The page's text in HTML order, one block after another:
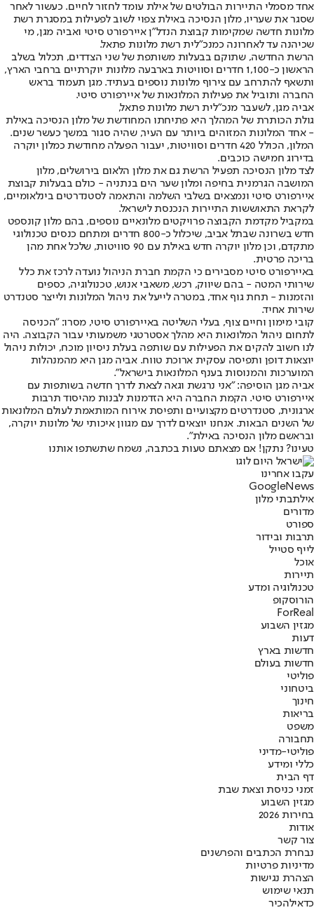
אחד מסמלי התיירות הבולטים של אילת עומד לחזור לחיים. כעשור לאחר
שסגר את שעריו, מלון הנסיכה באילת צפוי לשוב לפעילות במסגרת רשת
מלונות חדשה שמקימות קבוצת הנדל"ן איירפורט סיטי ואביה מגן, מי
שכיהנה עד לאחרונה כמנכ"לית רשת מלונות פתאל.
הרשת החדשה, שתוקם בבעלות משותפת של שני הצדדים, תכלול בשלב
הראשון כ-1,100 חדרים וסוויטות בארבעה מלונות יוקרתיים ברחבי הארץ,
ותשאף להתרחב עם צירוף מלונות נוספים בעתיד. מגן תעמוד בראש
החברה ותוביל את פעילות המלונאות של איירפורט סיטי.
אביה מגן, לשעבר מנכ"לית רשת מלונות פתאל,
גולת הכותרת של המהלך היא פתיחתו המחודשת של מלון הנסיכה באילת
- אחד המלונות המזוהים ביותר עם העיר, שהיה סגור במשך כעשר שנים.
המלון, הכולל 420 חדרים וסוויטות, יעבור הפעלה מחודשת כמלון יוקרה
בדירוג חמישה כוכבים.
לצד מלון הנסיכה תפעיל הרשת גם את מלון הלאום בירושלים, מלון
המושבה הגרמנית בחיפה ומלון שער הים בנתניה - כולם בבעלות קבוצת
איירפורט סיטי ונמצאים בשלבי השלמה והתאמה לסטנדרטים בינלאומיים,
לקראת התאוששות התיירות הנכנסת לישראל.
במקביל מקדמת הקבוצה פרויקטים מלונאיים נוספים, בהם מלון קונספט
חדש בשרונה שבתל אביב, שיכלול כ-800 חדרים ומתחם כנסים טכנולוגי
מתקדם, וכן מלון יוקרה חדש באילת עם 90 סוויטות, שלכל אחת מהן
בריכה פרטית.
באיירפורט סיטי מסבירים כי הקמת חברת הניהול נועדה לרכז את כלל
שירותי המטה - בהם שיווק, רכש, משאבי אנוש, טכנולוגיה, כספים
והזמנות - תחת גוף אחד, במטרה לייעל את ניהול המלונות ולייצר סטנדרט
שירות אחיד.
קובי מימון וחיים צוף, בעלי השליטה באיירפורט סיטי, מסרו: "הכניסה
לתחום ניהול המלונאות היא מהלך אסטרטגי משמעותי עבור הקבוצה. היה
לנו חשוב להקים את הפעילות עם שותפה בעלת ניסיון מוכח, יכולות ניהול
יוצאות דופן ותפיסה עסקית ארוכת טווח. אביה מגן היא מהמנהלות
המוערכות והמנוסות בענף המלונאות בישראל".
אביה מגן הוסיפה: "אני נרגשת וגאה לצאת לדרך חדשה בשותפות עם
איירפורט סיטי. הקמת החברה היא הזדמנות לבנות מהיסוד תרבות
ארגונית, סטנדרטים מקצועיים ותפיסת אירוח המותאמת לעולם המלונאות
של השנים הבאות. אנחנו יוצאים לדרך עם מגוון איכותי של מלונות יוקרה,
ובראשם מלון הנסיכה באילת".
טעינו? נתקן! אם מצאתם טעות בכתבה, נשמח שתשתפו אותנו
עקבו אחרינו
Googl eNews
אילתבתי מלון
מדורים
ספורט
תרבות ובידור
לייף סטייל
אוכל
תיירות
טכנולוגיה ומדע
הורוסקופ
ForReal
מגזין השבוע
דעות
חדשות בארץ
חדשות בעולם
פוליטי
ביטחוני
חינוך
בריאות
משפט
תחבורה
פוליטי-מדיני
כללי ומידע
דף הבית
זמני כניסת וצאת שבת
מגזין השבוע
בחירות 2026
אודות
צור קשר
נבחרת הכתבים והפרשנים
מדיניות פרטיות
הצהרת נגישות
תנאי שימוש
כדאילהכיר